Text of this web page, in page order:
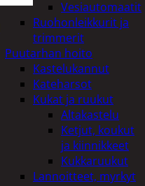
Vesiautomaatit
Ruohonleikkurit ja
trimmerit
Puutarhan hoito
Kastelukannut
Kateharsot
Kukat ja ruukut
Altakastelu
Ketjut, koukut
ja kiinnikkeet
Kukkaruukut
Lannoitteet, myrkyt